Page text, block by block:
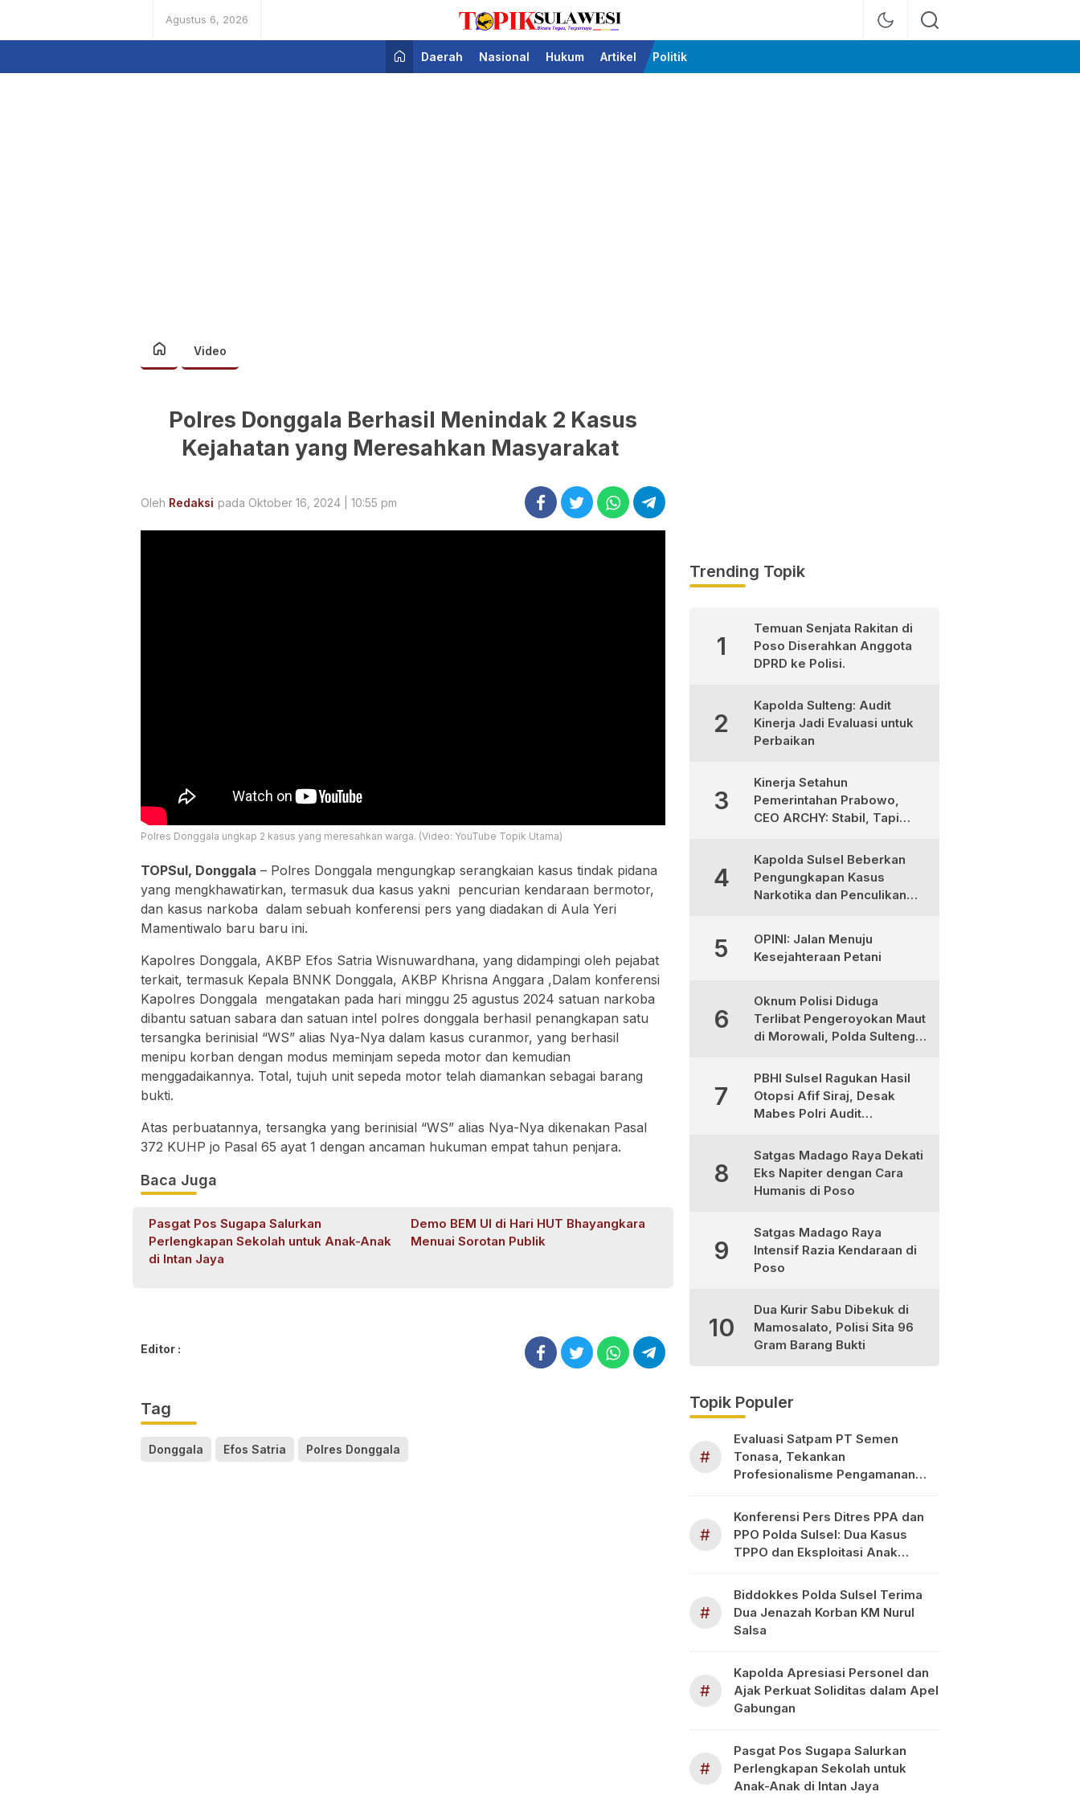
Agustus 6, 2026
Topik Sulawesi
Bicara Tegas Terpercaya
Daerah Nasional Hukum Artikel Politik
Video
Polres Donggala Berhasil Menindak 2 Kasus
Kejahatan yang Meresahkan Masyarakat
Oleh Redaksi pada Oktober 16, 2024 | 10:55 pm
Polres Donggala ungkap 2 kasus yang meresahkan warga. (Video: YouTube Topik Utama)
TOPSul, Donggala – Polres Donggala mengungkap serangkaian kasus tindak pidana
yang mengkhawatirkan, termasuk dua kasus yakni pencurian kendaraan bermotor,
dan kasus narkoba dalam sebuah konferensi pers yang diadakan di Aula Yeri
Mamentiwalo baru baru ini.
Kapolres Donggala, AKBP Efos Satria Wisnuwardhana, yang didampingi oleh pejabat
terkait, termasuk Kepala BNNK Donggala, AKBP Khrisna Anggara ,Dalam konferensi
Kapolres Donggala mengatakan pada hari minggu 25 agustus 2024 satuan narkoba
dibantu satuan sabara dan satuan intel polres donggala berhasil penangkapan satu
tersangka berinisial “WS” alias Nya-Nya dalam kasus curanmor, yang berhasil
menipu korban dengan modus meminjam sepeda motor dan kemudian
menggadaikannya. Total, tujuh unit sepeda motor telah diamankan sebagai barang
bukti.
Atas perbuatannya, tersangka yang berinisial “WS” alias Nya-Nya dikenakan Pasal
372 KUHP jo Pasal 65 ayat 1 dengan ancaman hukuman empat tahun penjara.
Baca Juga
Pasgat Pos Sugapa Salurkan
Perlengkapan Sekolah untuk Anak-Anak
di Intan Jaya
Demo BEM UI di Hari HUT Bhayangkara
Menuai Sorotan Publik
Editor :
Tag
Donggala Efos Satria Polres Donggala
Trending Topik
1
Temuan Senjata Rakitan di
Poso Diserahkan Anggota
DPRD ke Polisi.
2
Kapolda Sulteng: Audit
Kinerja Jadi Evaluasi untuk
Perbaikan
3
Kinerja Setahun
Pemerintahan Prabowo,
CEO ARCHY: Stabil, Tapi
4
Kapolda Sulsel Beberkan
Pengungkapan Kasus
Narkotika dan Penculikan
5
OPINI: Jalan Menuju
Kesejahteraan Petani
6
Oknum Polisi Diduga
Terlibat Pengeroyokan Maut
di Morowali, Polda Sulteng
7
PBHI Sulsel Ragukan Hasil
Otopsi Afif Siraj, Desak
Mabes Polri Audit
8
Satgas Madago Raya Dekati
Eks Napiter dengan Cara
Humanis di Poso
9
Satgas Madago Raya
Intensif Razia Kendaraan di
Poso
10
Dua Kurir Sabu Dibekuk di
Mamosalato, Polisi Sita 96
Gram Barang Bukti
Topik Populer
#
Evaluasi Satpam PT Semen
Tonasa, Tekankan
Profesionalisme Pengamanan
#
Konferensi Pers Ditres PPA dan
PPO Polda Sulsel: Dua Kasus
TPPO dan Eksploitasi Anak
#
Biddokkes Polda Sulsel Terima
Dua Jenazah Korban KM Nurul
Salsa
#
Kapolda Apresiasi Personel dan
Ajak Perkuat Soliditas dalam Apel
Gabungan
#
Pasgat Pos Sugapa Salurkan
Perlengkapan Sekolah untuk
Anak-Anak di Intan Jaya